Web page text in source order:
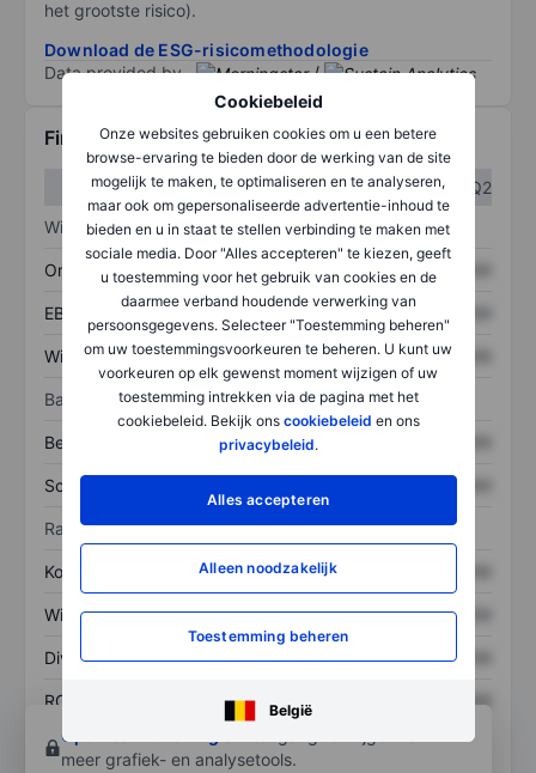
Cookiebeleid
Onze websites gebruiken cookies om u een betere
browse-ervaring te bieden door de werking van de site
mogelijk te maken, te optimaliseren en te analyseren,
maar ook om gepersonaliseerde advertentie-inhoud te
bieden en u in staat te stellen verbinding te maken met
sociale media. Door "Alles accepteren" te kiezen, geeft
u toestemming voor het gebruik van cookies en de
daarmee verband houdende verwerking van
persoonsgegevens. Selecteer "Toestemming beheren"
om uw toestemmingsvoorkeuren te beheren. U kunt uw
voorkeuren op elk gewenst moment wijzigen of uw
toestemming intrekken via de pagina met het
cookiebeleid. Bekijk ons cookiebeleid en ons
privacybeleid.
Alles accepteren
Alleen noodzakelijk
Toestemming beheren
België
het grootste risico).
Download de ESG-risicomethodologie
Data provided by
/
Financiële gegevens
Q1
Q2
Winst/verlies
Omzet XXXXXXX XXXXXXX
EBITDA XXXXXXX
Winst XXXXXXX XXXXXXX
Balans
Bezittingen XXXXXXX
Schulden XXXXXXX
Ratio's
Koers/omzetratio XXXXXXX
Winst per aandeel XXXXXXX XXXXXXX
Dividend per aandeel XXXXXXX XXXXXXX
ROE XXXXXXX
XXXXXXX
Open een rekening
meer grafiek- en analysetools.